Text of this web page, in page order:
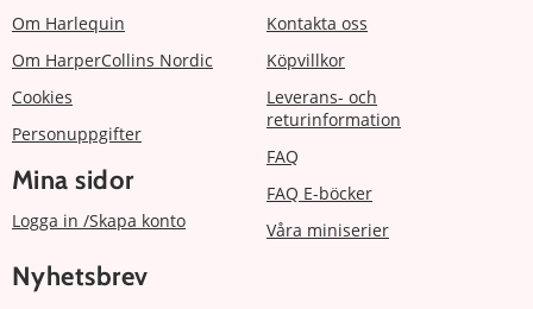
Om Harlequin
Om HarperCollins Nordic
Cookies
Personuppgifter
Mina sidor
Logga in /Skapa konto
Kontakta oss
Köpvillkor
Leverans- och
returinformation
FAQ
FAQ E-böcker
Våra miniserier
Nyhetsbrev